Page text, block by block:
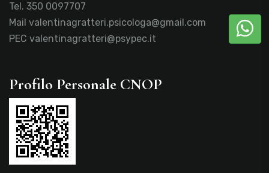
Tel. 350 0097707
Mail valentinagratteri.psicologa@gmail.com
PEC valentinagratteri@psypec.it
Profilo Personale CNOP